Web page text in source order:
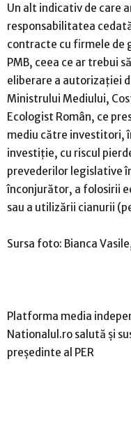
Un alt indicativ de care
responsabilitatea
contracte cu firmele de
PMB, ceea ce ar trebui
eliberare a autorizaţiei
Ministrului Mediului,
Ecologist Român, ce
mediu către investitori,
investiţie, cu riscul
prevederilor legislative
înconjurător, a folosirii
sau a utilizării cianurii
Sursa foto: Bianca
Platforma media
Nationalul.ro salută și
președinte al PER